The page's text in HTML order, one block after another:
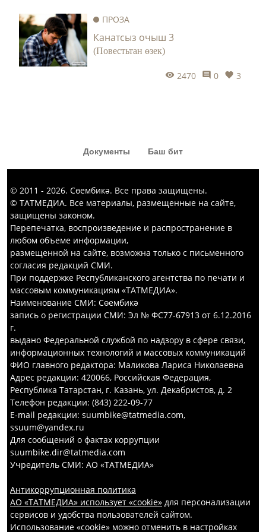
кызык комедия күргәннәр диярсең!
ПРОЗА
Канатсыз очыш 3
(Повестьтан өзек)
2470 0 3
Документы Баш бит
© 2011 - 2026. Сөембикә. Все права защищены.
© ТАТМЕДИА. Все материалы, размещенные на сайте,
защищены законом.
Перепечатка, воспроизведение и распространение в
любом объеме информации,
размещенной на сайте, возможна только с письменного
согласия редакций СМИ.
При поддержке Республиканского агентства по печати и
массовым коммуникациям «ТАТМЕДИА».
Наименование СМИ: Сөембикә
запись о регистрации СМИ: Эл № ФС77-67913 от 6.12.2016
г.
выдано Федеральной службой по надзору в сфере связи,
информационных технологий и массовых коммуникаций
ФИО главного редактора: Маликова Лариса Николаевна
Адрес редакции: 420066, Российская Федерация,
Республика Татарстан, г. Казань, ул. Декабристов, д. 2
Телефон редакции: (843) 222-09-77
E-mail редакции: suumbike@tatmedia.com,
ssuum@yandex.ru
Для сообщений о фактах коррупции
suumbike.dir@tatmedia.com
Учредитель СМИ: АО «ТАТМЕДИА»
Антикоррупционная политика
АО «ТАТМЕДИА» использует «cookie» для персонализации
сервисов и удобства пользователей сайтом.
Использование «cookie» можно отменить в настройках